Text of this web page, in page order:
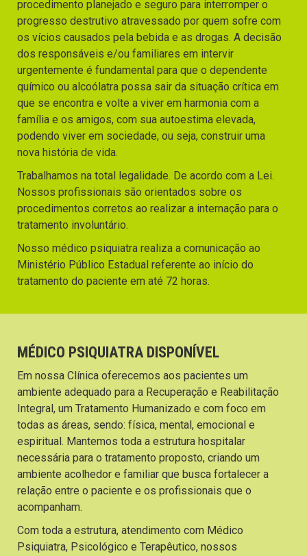
procedimento planejado e seguro para interromper o
progresso destrutivo atravessado por quem sofre com
os vícios causados pela bebida e as drogas. A decisão
dos responsáveis e/ou familiares em intervir
urgentemente é fundamental para que o dependente
químico ou alcoólatra possa sair da situação crítica em
que se encontra e volte a viver em harmonia com a
família e os amigos, com sua autoestima elevada,
podendo viver em sociedade, ou seja, construir uma
nova história de vida.
Trabalhamos na total legalidade. De acordo com a Lei.
Nossos profissionais são orientados sobre os
procedimentos corretos ao realizar a internação para o
tratamento involuntário.
Nosso médico psiquiatra realiza a comunicação ao
Ministério Público Estadual referente ao início do
tratamento do paciente em até 72 horas.
MÉDICO PSIQUIATRA DISPONÍVEL
Em nossa Clínica oferecemos aos pacientes um
ambiente adequado para a Recuperação e Reabilitação
Integral, um Tratamento Humanizado e com foco em
todas as áreas, sendo: física, mental, emocional e
espiritual. Mantemos toda a estrutura hospitalar
necessária para o tratamento proposto, criando um
ambiente acolhedor e familiar que busca fortalecer a
relação entre o paciente e os profissionais que o
acompanham.
Com toda a estrutura, atendimento com Médico
Psiquiatra, Psicológico e Terapêutico, nossos